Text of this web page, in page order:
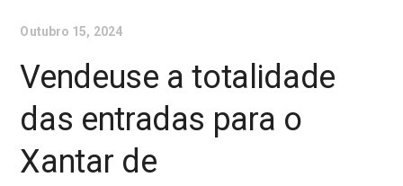
Outubro 15, 2024
Vendeuse a totalidade
das entradas para o
Xantar de